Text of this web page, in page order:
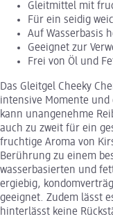
Gleitmittel mit
Für ein seidig
Auf Wasserbasis
Geeignet zur
Frei von Öl und
Das Gleitgel Cheeky
intensive Momente und
kann unangenehme
auch zu zweit für ein
fruchtige Aroma von
Berührung zu einem
wasserbasierten und
ergiebig,
geeignet. Zudem lässt
hinterlässt keine